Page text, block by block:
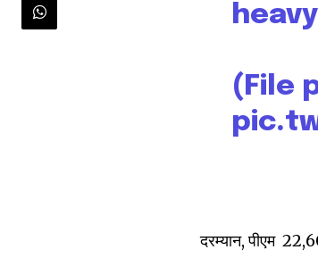
of the
the subscribe
(File
दरम्यान, पीएम ₹